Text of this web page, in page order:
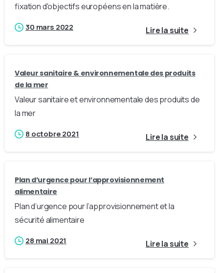
fixation d'objectifs européens en la matière.
30 mars 2022 Lire la suite
Valeur sanitaire & environnementale des produits
de la mer
Valeur sanitaire et environnementale des produits de
la mer
8 octobre 2021 Lire la suite
Plan d’urgence pour l’approvisionnement
alimentaire
Plan d’urgence pour l’approvisionnement et la
sécurité alimentaire
28 mai 2021 Lire la suite